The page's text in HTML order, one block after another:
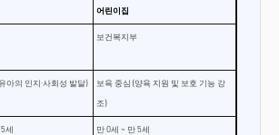
어린이집
보건복지부
아의 인지·사회성 발달)
보육 중심 (양육 지원 및 보호 기능 강
조)
세 만 0세 ~ 만 5세